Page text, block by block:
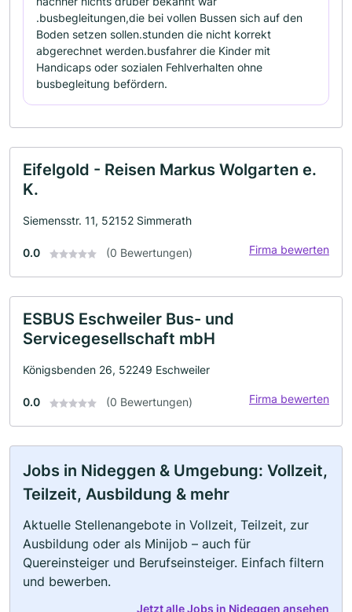
.busbegleitungen,die bei vollen Bussen sich auf den
Boden setzen sollen.stunden die nicht korrekt
abgerechnet werden.busfahrer die Kinder mit
Handicaps oder sozialen Fehlverhalten ohne
busbegleitung befördern.
Eifelgold - Reisen Markus Wolgarten e.
K.
Siemensstr. 11, 52152 Simmerath
0.0 (0 Bewertungen) Firma bewerten
ESBUS Eschweiler Bus- und
Servicegesellschaft mbH
Königsbenden 26, 52249 Eschweiler
0.0 (0 Bewertungen) Firma bewerten
Jobs in Nideggen & Umgebung: Vollzeit,
Teilzeit, Ausbildung & mehr
Aktuelle Stellenangebote in Vollzeit, Teilzeit, zur
Ausbildung oder als Minijob – auch für
Quereinsteiger und Berufseinsteiger. Einfach filtern
und bewerben.
Jetzt alle Jobs in Nideggen ansehen